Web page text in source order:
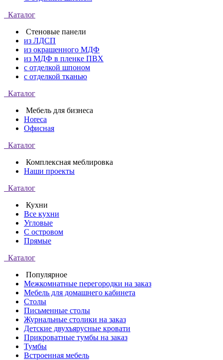
Каталог
Стеновые панели
из ЛДСП
из окрашенного МДФ
из МДФ в пленке ПВХ
с отделкой шпоном
с отделкой тканью
Каталог
Мебель для бизнеса
Horeca
Офисная
Каталог
Комплексная меблировка
Наши проекты
Каталог
Кухни
Все кухни
Угловые
С островом
Прямые
Каталог
Популярное
Межкомнатные перегородки на заказ
Мебель для домашнего кабинета
Столы
Письменные столы
Журнальные столики на заказ
Детские двухъярусные кровати
Прикроватные тумбы на заказ
Тумбы
Встроенная мебель